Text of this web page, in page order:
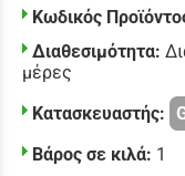
Κωδικός
Διαθεσιμότητα:
μέρες
Κατασκευαστής:
Βάρος σε κιλά: 1